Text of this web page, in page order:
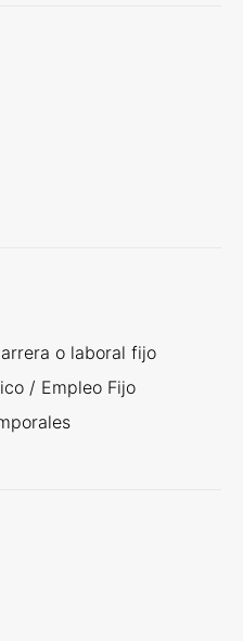
o laboral fijo
/ Empleo Fijo